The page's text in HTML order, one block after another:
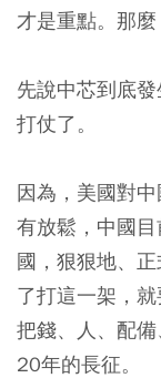
才是重點。那
先說中芯到底
打仗了。
因為，美國對
有放鬆，中國
國，狠狠地、
了打這一架，
把錢、人、配備
20年的長征。